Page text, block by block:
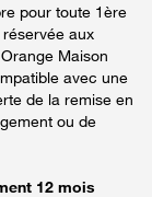
pour toute 1ère
aux
Maison
avec une
de la remise en
ou de
12 mois